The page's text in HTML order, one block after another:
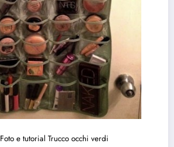
Foto e tutorial Trucco occhi verdi